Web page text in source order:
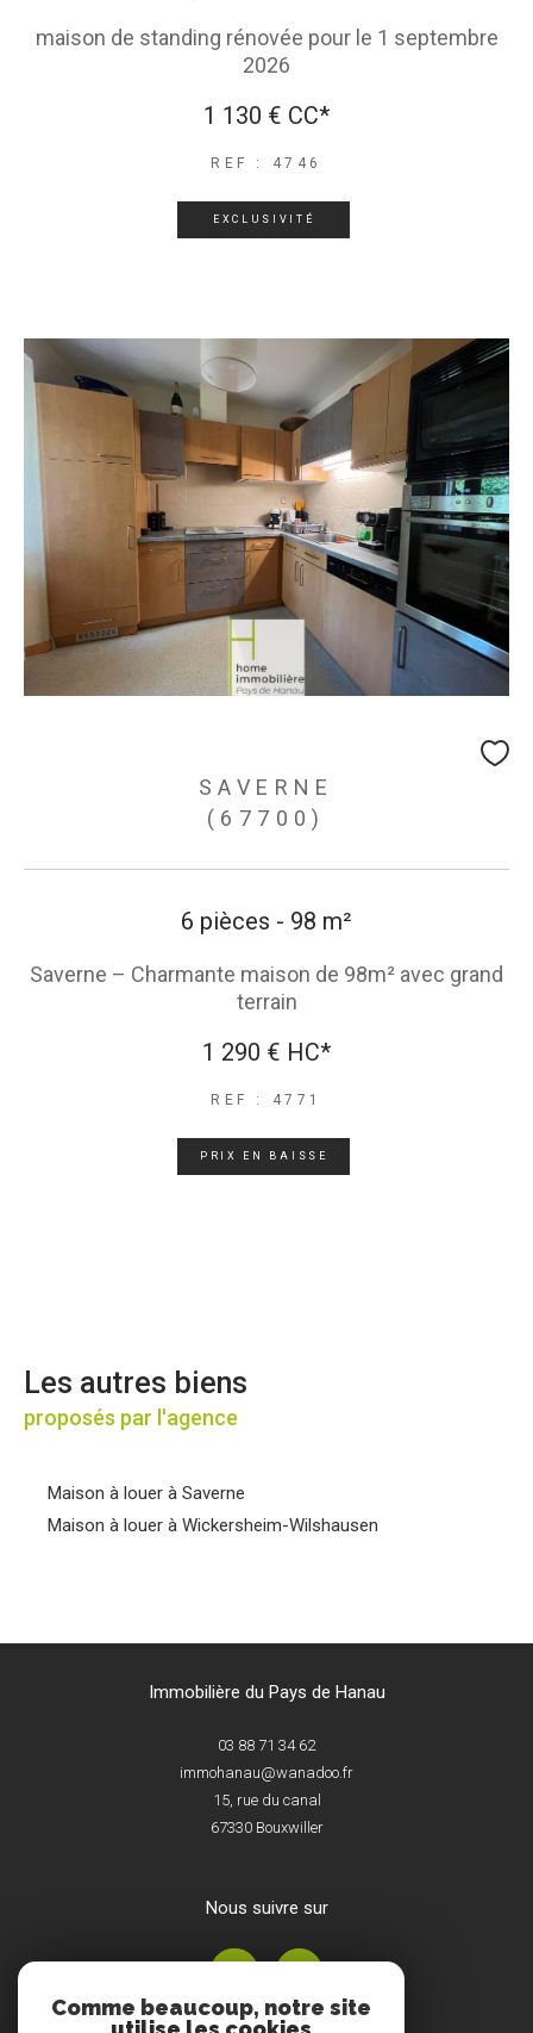
maison de standing rénovée pour le 1 septembre
2026
1 130 € CC*
REF : 4746
EXCLUSIVITÉ
SAVERNE
(67700)
6 pièces - 98 m²
Saverne – Charmante maison de 98m² avec grand
terrain
1 290 € HC*
REF : 4771
PRIX EN BAISSE
Les autres biens
proposés par l'agence
Maison à louer à Saverne
Maison à louer à Wickersheim-Wilshausen
Immobilière du Pays de Hanau
03 88 71 34 62
immohanau@wanadoo.fr
15, rue du canal
67330
Bouxwiller
nous suivre sur
Comme beaucoup, notre site